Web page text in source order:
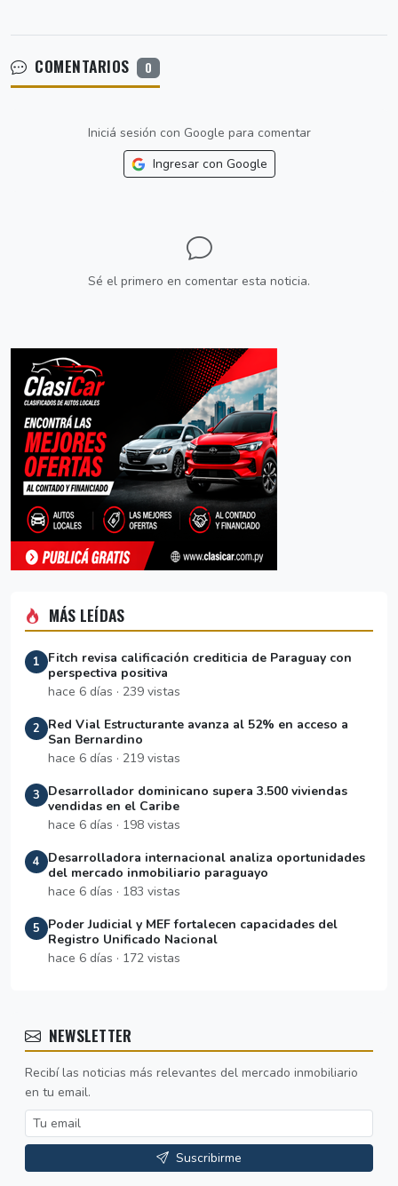
COMENTARIOS 0
Iniciá sesión con Google para comentar
Ingresar con Google
Sé el primero en comentar esta noticia.
MÁS LEÍDAS
1
Fitch revisa calificación crediticia de Paraguay con
perspectiva positiva
hace 6 días · 239 vistas
2
Red Vial Estructurante avanza al 52% en acceso a
San Bernardino
hace 6 días · 219 vistas
3
Desarrollador dominicano supera 3.500 viviendas
vendidas en el Caribe
hace 6 días · 198 vistas
4
Desarrolladora internacional analiza oportunidades
del mercado inmobiliario paraguayo
hace 6 días · 183 vistas
5
Poder Judicial y MEF fortalecen capacidades del
Registro Unificado Nacional
hace 6 días · 172 vistas
NEWSLETTER
Recibí las noticias más relevantes del mercado inmobiliario
en tu email.
Suscribirme